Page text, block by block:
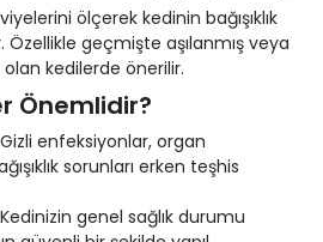
ölçerek kedinin bağışıklık
geçmişte aşılanmış veya
olan kedilerde önerilir.
Önemlidir?
Gizli enfeksiyonlar, organ
sorunları erken teşhis
Kedinizin genel sağlık durumu